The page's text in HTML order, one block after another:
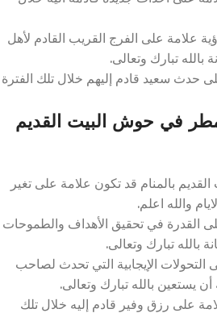
علامة على الفرج القريب القادم لأهل
بالله تبارك وتعالى.
حدث سعيد قادم إليهم خلال تلك الفترة
في حوش البيت القديم
بالمنام قد تكون علامة على تغير
والله اعلم.
القدرة في تحقيق الأهداف والطموحات
بالله تبارك وتعالى.
التحولات الإيجابية التي تحدث لصاحب
أن يستعين بالله تبارك وتعالى.
على رزق وفير قادم إليه خلال تلك